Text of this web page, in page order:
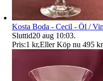
Kosta Boda - Cecil - Öl /
Sluttid20 aug 10:03.
Pris:1 kr,Eller Köp nu 495 kr